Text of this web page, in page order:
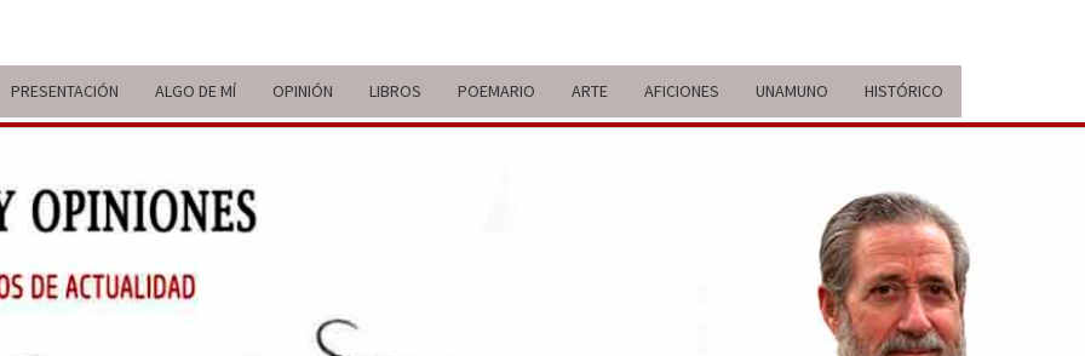
PRESENTACIÓN ALGO DE MÍ OPINIÓN LIBROS POEMARIO ARTE AFICIONES UNAMUNO HISTÓRICO